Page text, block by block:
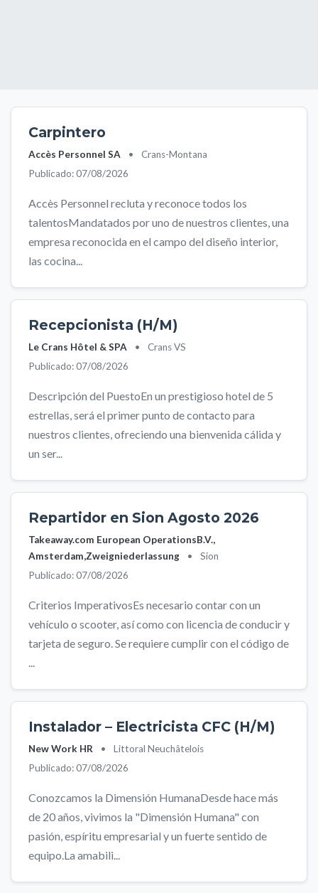
Carpintero
Accès Personnel SA •
Crans-Montana
Publicado: 07/08/2026
Accès Personnel recluta y reconoce todos los
talentosMandatados por uno de nuestros clientes, una
empresa reconocida en el campo del diseño interior,
las cocina...
Recepcionista (H/M)
Le Crans Hôtel & SPA •
Crans VS
Publicado: 07/08/2026
Descripción del PuestoEn un prestigioso hotel de 5
estrellas, será el primer punto de contacto para
nuestros clientes, ofreciendo una bienvenida cálida y
un ser...
Repartidor en Sion Agosto 2026
Takeaway.com European OperationsB.V.,
Amsterdam,Zweigniederlassung
•
Sion
Publicado: 07/08/2026
Criterios ImperativosEs necesario contar con un
vehículo o scooter, así como con licencia de conducir y
tarjeta de seguro. Se requiere cumplir con el código de
...
Instalador – Electricista CFC (H/M)
New Work HR •
Littoral Neuchâtelois
Publicado: 07/08/2026
Conozcamos la Dimensión HumanaDesde hace más
de 20 años, vivimos la "Dimensión Humana" con
pasión, espíritu empresarial y un fuerte sentido de
equipo.La amabili...